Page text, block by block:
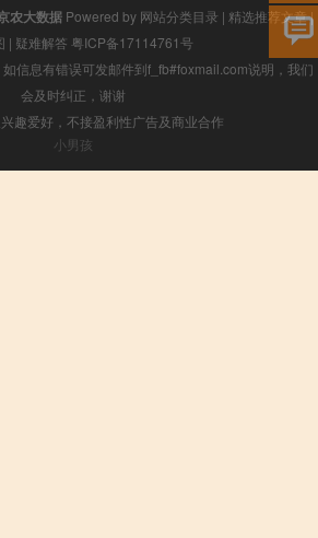
农大数据Powered by 网站分类目录 | 精选推荐文章|
| 疑难解答 粤ICP备17114761号
信息有错误可发邮件到f_fb#foxmail.com说明，我们
会及时纠正，谢谢
趣爱好，不接盈利性广告及商业合作
小男孩